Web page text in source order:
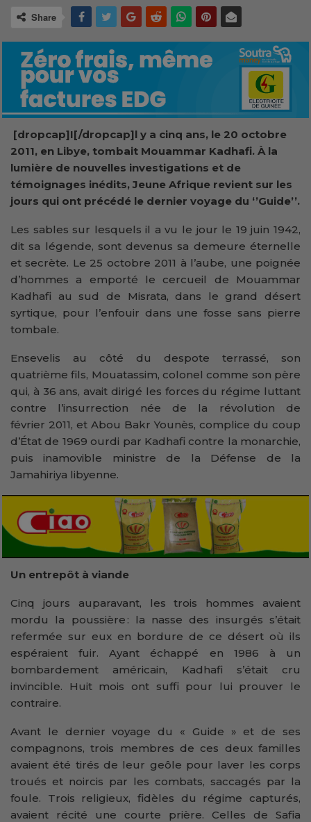
Share
[dropcap]I[/dropcap]l y a cinq ans, le 20 octobre
2011, en Libye, tombait Mouammar Kadhafi. À la
lumière de nouvelles investigations et de
témoignages inédits, Jeune Afrique revient sur les
jours qui ont précédé le dernier voyage du ‘’Guide’’.
Les sables sur lesquels il a vu le jour le 19 juin 1942,
dit sa légende, sont devenus sa demeure éternelle
et secrète. Le 25 octobre 2011 à l’aube, une poignée
d’hommes a emporté le cercueil de Mouammar
Kadhafi au sud de Misrata, dans le grand désert
syrtique, pour l’enfouir dans une fosse sans pierre
tombale.
Ensevelis au côté du despote terrassé, son
quatrième fils, Mouatassim, colonel comme son père
qui, à 36 ans, avait dirigé les forces du régime luttant
contre l’insurrection née de la révolution de
février 2011, et Abou Bakr Younès, complice du coup
d’État de 1969 ourdi par Kadhafi contre la monarchie,
puis inamovible ministre de la Défense de la
Jamahiriya libyenne.
Un entrepôt à viande
Cinq jours auparavant, les trois hommes avaient
mordu la poussière : la nasse des insurgés s’était
refermée sur eux en bordure de ce désert où ils
espéraient fuir. Ayant échappé en 1986 à un
bombardement américain, Kadhafi s’était cru
invincible. Huit mois ont suffi pour lui prouver le
contraire.
Avant le dernier voyage du « Guide » et de ses
compagnons, trois membres de ces deux familles
avaient été tirés de leur geôle pour laver les corps
troués et noircis par les combats, saccagés par la
foule. Trois religieux, fidèles du régime capturés,
avaient récité une courte prière. Celles de Safia